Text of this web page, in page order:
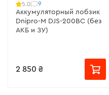
5.0 9
Аккумуляторный лобзик
Dnipro-M DJS-200BC (без
АКБ и ЗУ)
2 850 ₴